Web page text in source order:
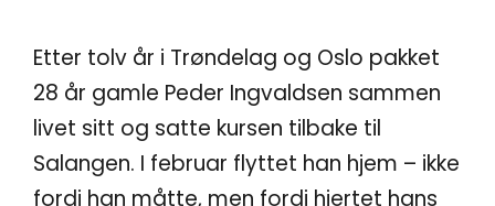
Etter tolv år i Trøndelag og Oslo pakket
28 år gamle Peder Ingvaldsen sammen
livet sitt og satte kursen tilbake til
Salangen. I februar flyttet han hjem – ikke
fordi han måtte, men fordi hjertet hans